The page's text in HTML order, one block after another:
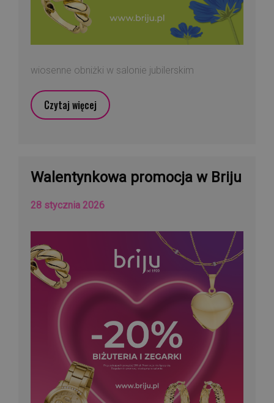
wiosenne obniżki w salonie jubilerskim
Czytaj więcej
Walentynkowa promocja w Briju
28 stycznia 2026